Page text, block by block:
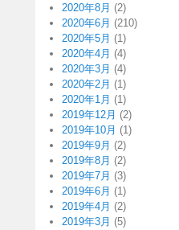
2020年8月 (2)
2020年6月 (210)
2020年5月 (1)
2020年4月 (4)
2020年3月 (4)
2020年2月 (1)
2020年1月 (1)
2019年12月 (2)
2019年10月 (1)
2019年9月 (2)
2019年8月 (2)
2019年7月 (3)
2019年6月 (1)
2019年4月 (2)
2019年3月 (5)